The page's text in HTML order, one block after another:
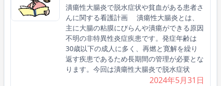
潰瘍性大腸炎で脱水症状や貧血がある患者さ
んに関する看護計画 潰瘍性大腸炎とは、
主に大腸の粘膜にびらんや潰瘍ができる原因
不明の非特異性炎症疾患です。発症年齢は
30歳以下の成人に多く、再燃と寛解を繰り
返す疾患であるため長期間の管理が必要とな
ります。今回は潰瘍性大腸炎で脱水症状
2024年5月31日